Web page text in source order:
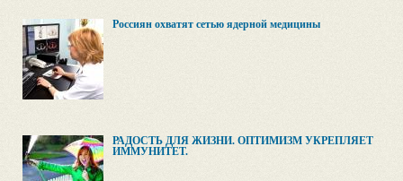
Россиян охватят сетью ядерной медицины
РАДОСТЬ ДЛЯ ЖИЗНИ. ОПТИМИЗМ УКРЕПЛЯЕТ
ИММУНИТЕТ.